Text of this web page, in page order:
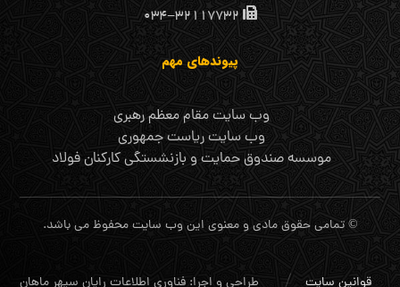
۰۳۴-۳۲۱۱۷۷۳۲
پیوندهای مهم
وب سایت مقام معظم رهبری
وب سایت ریاست جمهوری
موسسه صندوق حمایت و بازنشستگی کارکنان فولاد
© تمامی حقوق مادی و معنوی این وب سایت محفوظ می باشد.
طراحی و اجرا: فناوری اطلاعات رایان سپهر ماهان قوانین سایت